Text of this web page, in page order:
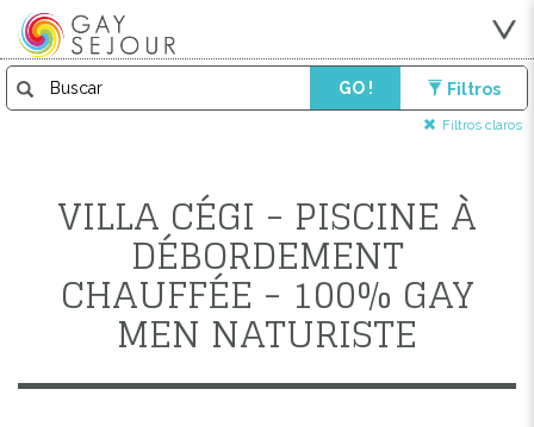
GO ! Filtros
Filtros claros
VILLA CÉGI - PISCINE À
DÉBORDEMENT
CHAUFFÉE - 100% GAY
MEN NATURISTE